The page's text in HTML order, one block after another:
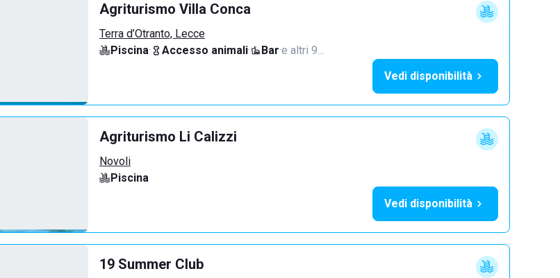
Agriturismo Villa Conca
Terra d’Otranto, Lecce
Piscina· Accesso animali· Bar·e altri 9…
Vedi disponibilità
Agriturismo Li Calizzi
Novoli
Piscina
Vedi disponibilità
19 Summer Club